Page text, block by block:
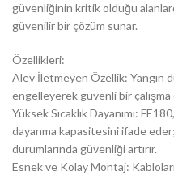
güvenliğinin kritik olduğu
güvenilir bir çözüm sunar.
Özellikleri:
Alev İletmeyen Özellik: Yangın
engelleyerek güvenli bir çalışma
Yüksek Sıcaklık Dayanımı:
dayanma kapasitesini ifade eder;
durumlarında güvenliği artırır.
Esnek ve Kolay Montaj: